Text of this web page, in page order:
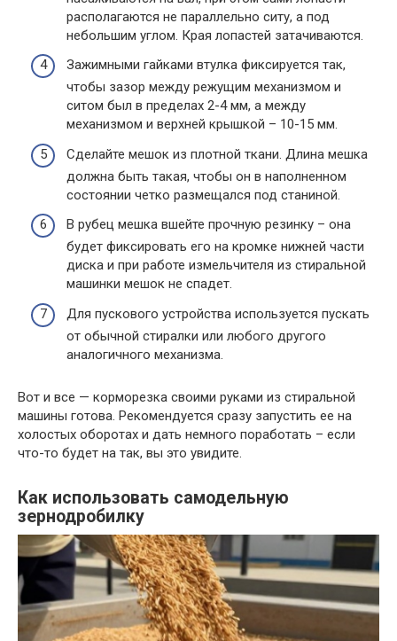
располагаются не параллельно ситу, а под
небольшим углом. Края лопастей затачиваются.
Зажимными гайками втулка фиксируется так,
чтобы зазор между режущим механизмом и
ситом был в пределах 2-4 мм, а между
механизмом и верхней крышкой – 10-15 мм.
Сделайте мешок из плотной ткани. Длина мешка
должна быть такая, чтобы он в наполненном
состоянии четко размещался под станиной.
В рубец мешка вшейте прочную резинку – она
будет фиксировать его на кромке нижней части
диска и при работе измельчителя из стиральной
машинки мешок не спадет.
Для пускового устройства используется пускать
от обычной стиралки или любого другого
аналогичного механизма.
Вот и все — корморезка своими руками из стиральной
машины готова. Рекомендуется сразу запустить ее на
холостых оборотах и дать немного поработать – если
что-то будет на так, вы это увидите.
Как использовать самодельную
зернодробилку